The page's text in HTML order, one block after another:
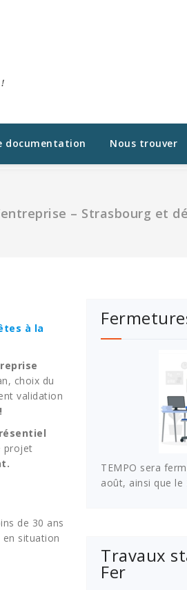
documentation Nous trouver
– Strasbourg et
à la
choix du
validation
projet
de 30 ans
en situation
TEMPO sera
août, ainsi que le
Travaux
Fer